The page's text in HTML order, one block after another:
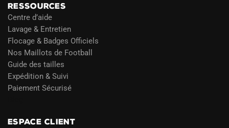
RESSOURCES
Centre d’aide
Lavage & Entretien
Flocage & Badges Officiels
Nos Maillots de Football
Guide des tailles
Expédition & Suivi
Paiement Sécurisé
ESPACE CLIENT